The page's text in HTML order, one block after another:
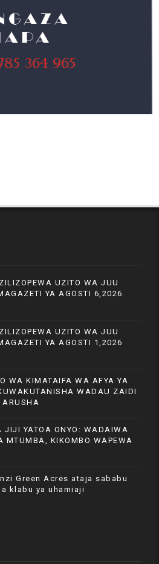
UZITO WA JUU
YA AGOSTI 6,2026
UZITO WA JUU
YA AGOSTI 1,2026
WA KIMATAIFA WA AFYA YA
WADAU ZAIDI
JIJI YATOA ONYO: WADAIWA
MTUMBA, KIKOMBO WAPEWA
Green Acres ataja sababu
klabu ya uhamiaji